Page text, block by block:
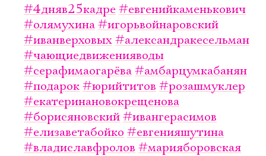
#4дняв25кадре#евгенийкаменькович
#олямухина#игорьвойнаровский
#иванверховых#александракесельман
#чающиедвиженияводы
#серафимаогарёва#амбарцумкабанян
#подарок#юрийтитов #розашмуклер
#екатеринановокрещенова
#борисяновский#ивангерасимов
#елизаветабойко #евгенияшутина
#владиславфролов #марияборовская